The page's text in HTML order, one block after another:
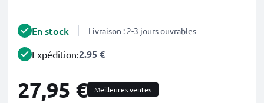
En stock Livraison : 2-3 jours ouvrables
Expédition:2.95 €
27,95 € Meilleures ventes